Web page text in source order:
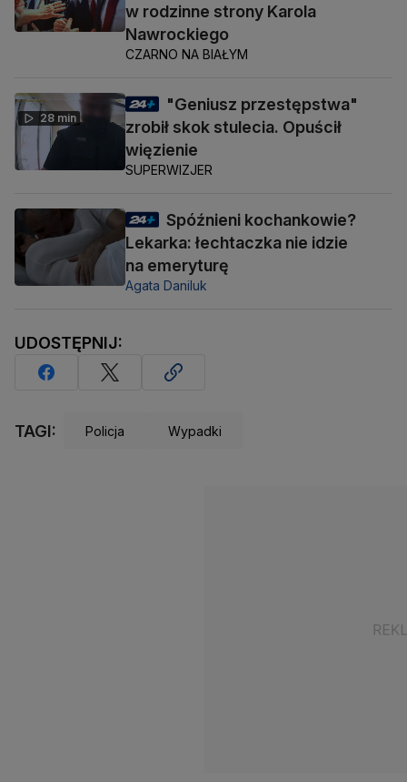
w rodzinne strony Karola
Nawrockiego
CZARNO NA BIAŁYM
28 min
"Geniusz przestępstwa"
zrobił skok stulecia. Opuścił
więzienie
SUPERWIZJER
Spóźnieni kochankowie?
Lekarka: łechtaczka nie idzie
na emeryturę
Agata Daniluk
UDOSTĘPNIJ:
TAGI: Policja Wypadki